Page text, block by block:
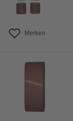
Merken